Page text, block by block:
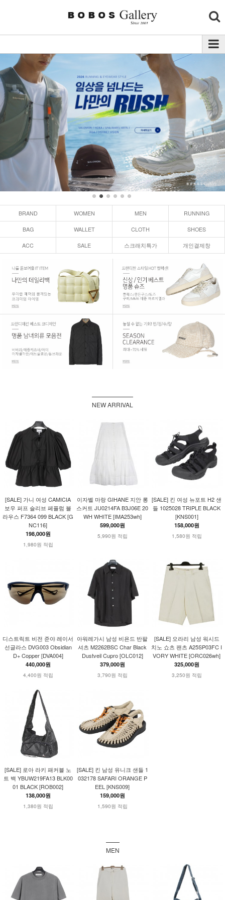
BRAND WOMEN MEN RUNNING
BAG WALLET CLOTH SHOES
ACC SALE 스크래치특가 개인결제창
NEW ARRIVAL
[SALE] 가니 여성 CAMICIA
보우 퍼프 슬리브 페플럼 블
라우스 F7364 099 BLACK [G
NC116]
198,000원
1,980원 적립
이자벨 마랑 GIHANE 지안 롱
스커트 JU0214FA B3J06E 20
WH WHITE [IMA253wh]
599,000원
5,990원 적립
[SALE] 킨 여성 뉴포트 H2 샌
들 1025028 TRIPLE BLACK
[KNS001]
158,000원
1,580원 적립
디스트릭트 비전 준야 레이서
선글라스 DVG003 Obsidian
D+ Copper [DVA004]
440,000원
4,400원 적립
아워레가시 남성 비욘드 반팔
셔츠 M2262BSC Char Black
Dustveil Cupro [OLC012]
379,000원
3,790원 적립
[SALE] 오라리 남성 워시드
치노 쇼츠 팬츠 A25SP03FC I
VORY WHITE [ORC026wh]
325,000원
3,250원 적립
[SALE] 로아 라키 패커블 노
트 백 YBUW219FA13 BLK00
01 BLACK [ROB002]
138,000원
1,380원 적립
[SALE] 킨 남성 유니크 샌들 1
032178 SAFARI ORANGE P
EEL [KNS009]
159,000원
1,590원 적립
MEN